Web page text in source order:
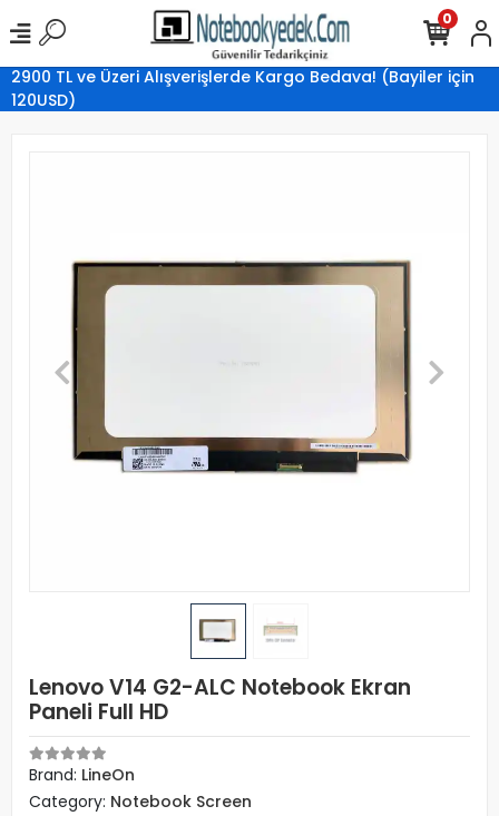
2900 TL ve Üzeri Alışverişlerde Kargo Bedava! (Bayiler için
120USD)
0
Lenovo V14 G2-ALC Notebook Ekran
Paneli Full HD
Brand: LineOn
Category: Notebook Screen